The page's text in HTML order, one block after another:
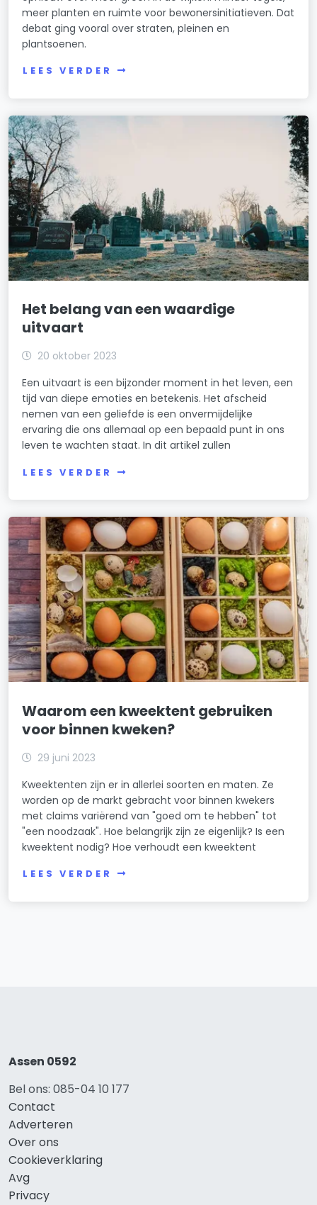
meer planten en ruimte voor bewonersinitiatieven. Dat
debat ging vooral over straten, pleinen en
plantsoenen.
LEES VERDER
Het belang van een waardige
uitvaart
20 oktober 2023
Een uitvaart is een bijzonder moment in het leven, een
tijd van diepe emoties en betekenis. Het afscheid
nemen van een geliefde is een onvermijdelijke
ervaring die ons allemaal op een bepaald punt in ons
leven te wachten staat. In dit artikel zullen
LEES VERDER
Waarom een kweektent gebruiken
voor binnen kweken?
29 juni 2023
Kweektenten zijn er in allerlei soorten en maten. Ze
worden op de markt gebracht voor binnen kwekers
met claims variërend van "goed om te hebben" tot
"een noodzaak". Hoe belangrijk zijn ze eigenlijk? Is een
kweektent nodig? Hoe verhoudt een kweektent
LEES VERDER
Assen 0592
Bel ons: 085-04 10 177
Contact
Adverteren
Over ons
Cookieverklaring
Avg
Privacy